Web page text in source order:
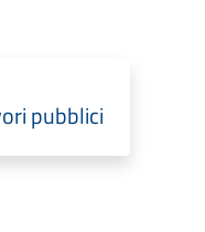
pubblici